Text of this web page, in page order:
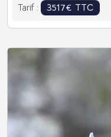
Tarif : 3517€ TTC